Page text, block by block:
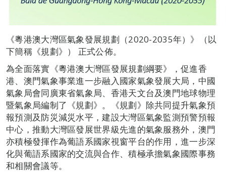
《粵港澳大灣區氣象發展規劃（2020-2035年）》（以
下簡稱《規劃》） 正式公佈。
為全面落實《粵港澳大灣區發展規劃綱要》，促進香
港、澳門氣象事業進一步融入國家氣象發展大局，中國
氣象局會同廣東省氣象局、香港天文台及澳門地球物理
暨氣象局編制了《規劃》。《規劃》除共同提升氣象預
報預測及防災減災水平，建設大灣區氣象監測預警預報
中心，推動大灣區發展世界級先進的氣象服務外，澳門
亦積極發揮作為葡語系國家視窗平台的作用，進一步深
化與葡語系國家的交流與合作、積極承擔氣象國際事務
和相關會議等。